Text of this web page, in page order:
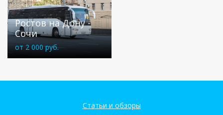
Ростов на Дону -
Сочи
от 2 000 руб.
Статьи и обзоры